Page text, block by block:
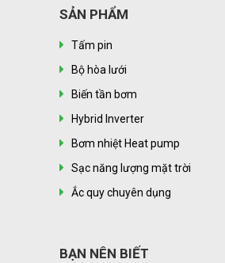
SẢN PHẨM
Tấm pin
Bộ hòa lưới
Biến tần bơm
Hybrid Inverter
Bơm nhiệt Heat pump
Sạc năng lượng mặt trời
Ắc quy chuyên dụng
BẠN NÊN BIẾT